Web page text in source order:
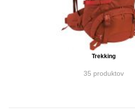
Trekking
35 produktov